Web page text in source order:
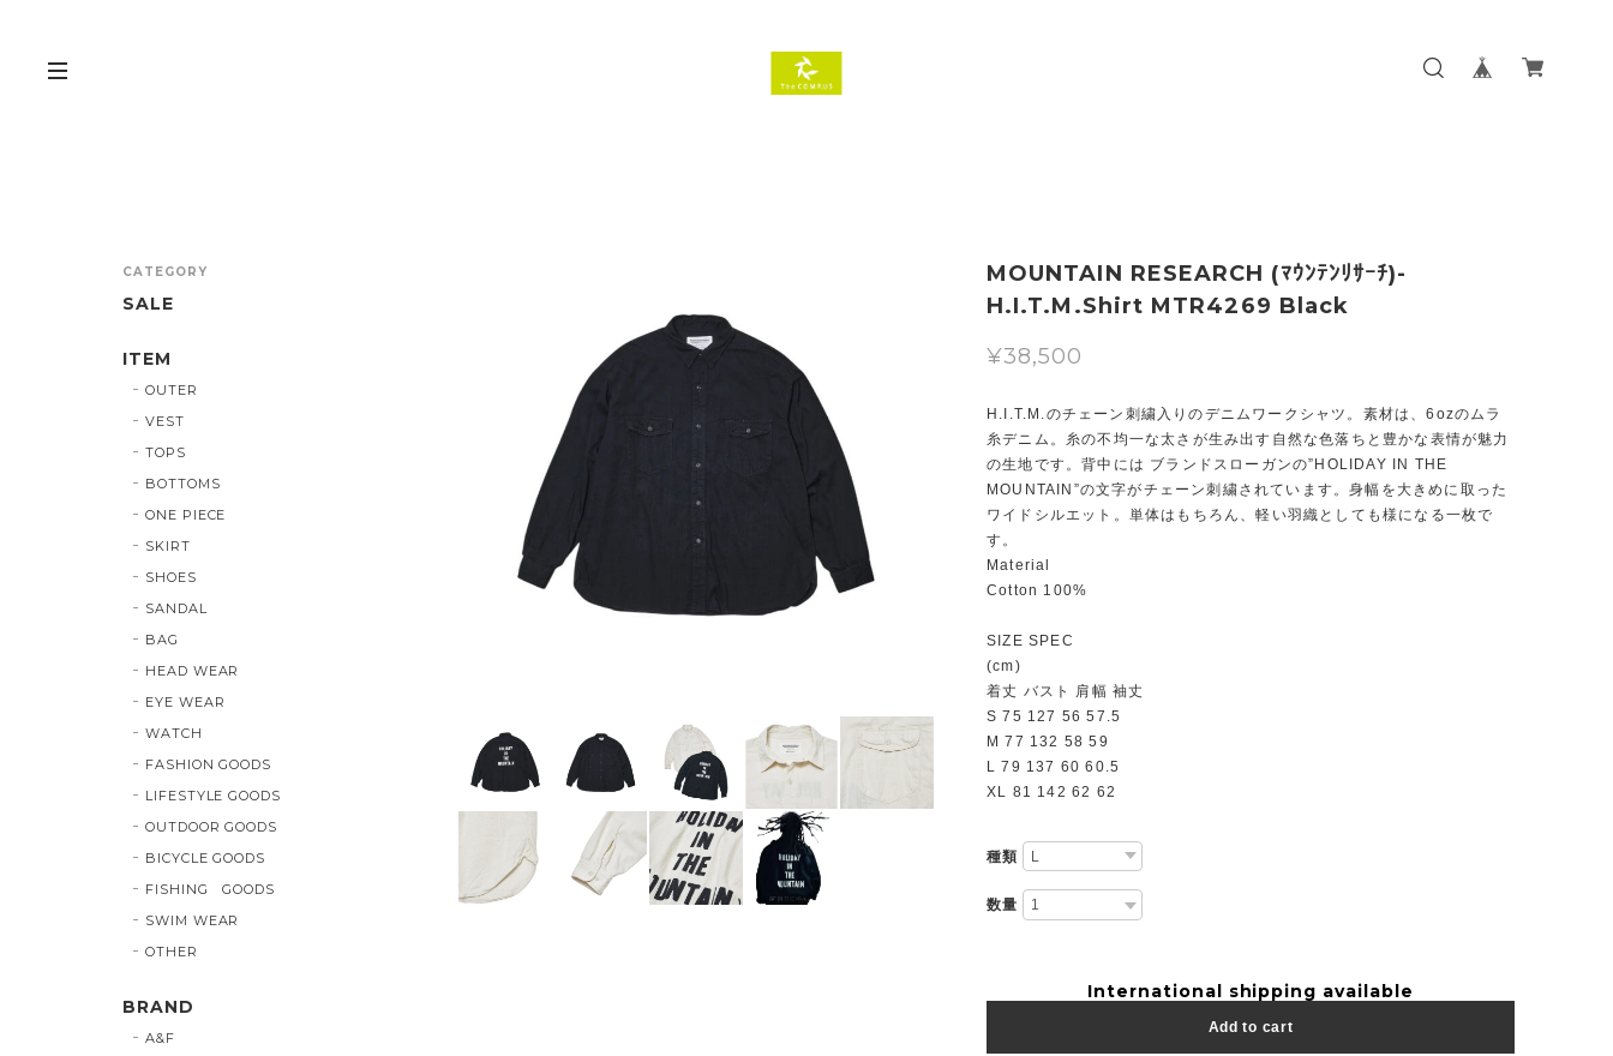
MOUNTAIN RESEARCH (ﾏｳﾝﾃﾝﾘｻｰﾁ)-
H.I.T.M.Shirt MTR4269 Black
¥38,500
H.I.T.M.のチェーン刺繍入りのデニムワークシャツ。素材は、6ozのムラ
糸デニム。糸の不均一な太さが生み出す自然な色落ちと豊かな表情が魅力
の生地です。背中には ブランドスローガンの”HOLIDAY IN THE
MOUNTAIN”の文字がチェーン刺繍されています。身幅を大きめに取った
ワイドシルエット。単体はもちろん、軽い羽織としても様になる一枚で
す。
Material
Cotton 100%
SIZE SPEC
(cm)
着丈 バスト 肩幅 袖丈
S 75 127 56 57.5
M 77 132 58 59
L 79 137 60 60.5
XL 81 142 62 62
種類
数量
International shipping available
Add to cart
CATEGORY
SALE
ITEM
OUTER
VEST
TOPS
BOTTOMS
ONE PIECE
SKIRT
SHOES
SANDAL
BAG
HEAD WEAR
EYE WEAR
WATCH
FASHION GOODS
LIFESTYLE GOODS
OUTDOOR GOODS
BICYCLE GOODS
FISHING GOODS
SWIM WEAR
OTHER
BRAND
A&F